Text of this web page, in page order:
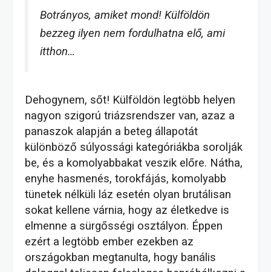
Botrányos, amiket mond! Külföldön
bezzeg ilyen nem fordulhatna elő, ami
itthon…
Dehogynem, sőt! Külföldön legtöbb helyen
nagyon szigorú triázsrendszer van, azaz a
panaszok alapján a beteg állapotát
különböző súlyossági kategóriákba sorolják
be, és a komolyabbakat veszik előre. Nátha,
enyhe hasmenés, torokfájás, komolyabb
tünetek nélküli láz esetén olyan brutálisan
sokat kellene várnia, hogy az életkedve is
elmenne a sürgősségi osztályon. Éppen
ezért a legtöbb ember ezekben az
országokban megtanulta, hogy banális